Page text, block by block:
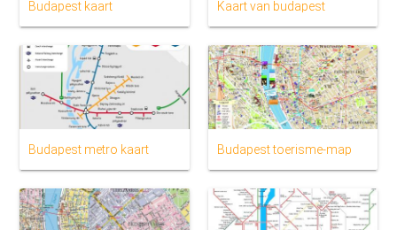
Budapest kaart Kaart van budapest
Budapest metro kaart Budapest toerisme-map